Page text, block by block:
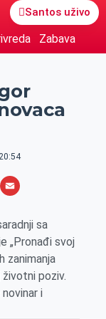
Santos uživo
Zabava
E
a
i
l
sa
„Pronađi svoj
zanimanja
poziv.
i